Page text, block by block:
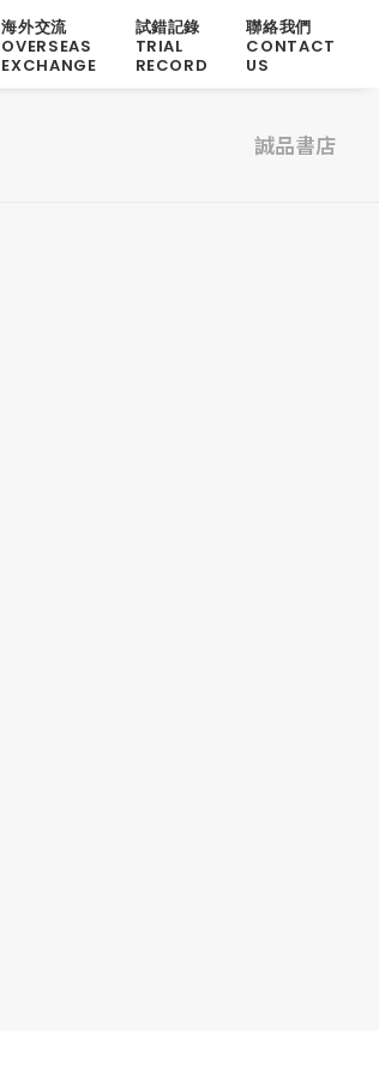
海外交流
OVERSEAS
EXCHANGE
試錯記錄
TRIAL
RECORD
聯絡我們
CONTACT
US
誠品書店